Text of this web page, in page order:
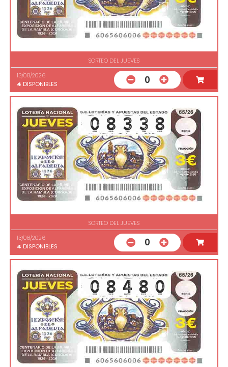
SORTEO DEL JUEVES
13/08/2026
4 DISPONIBLES 0
SORTEO DEL JUEVES
13/08/2026
4 DISPONIBLES 0